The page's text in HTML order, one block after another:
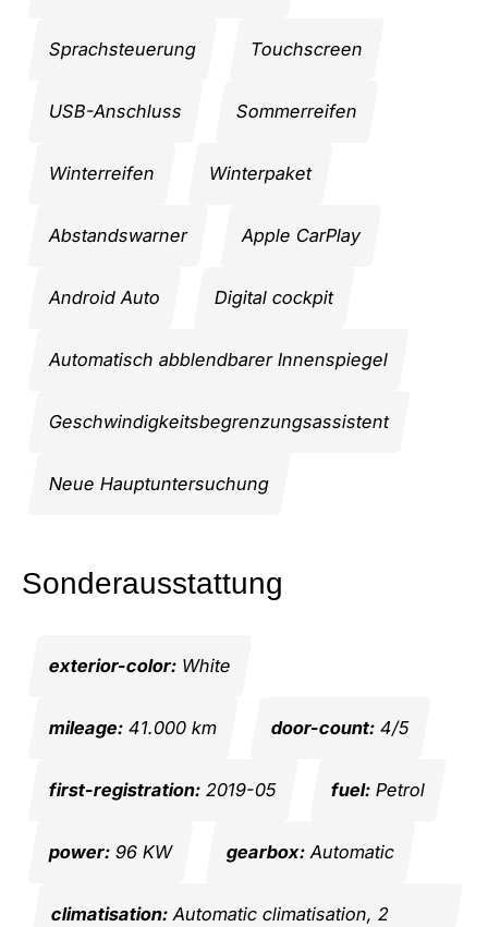
Sprachsteuerung Touchscreen
USB-Anschluss Sommerreifen
Winterreifen Winterpaket
Abstandswarner Apple CarPlay
Android Auto Digital cockpit
Automatisch abblendbarer Innenspiegel
Geschwindigkeitsbegrenzungsassistent
Neue Hauptuntersuchung
Sonderausstattung
exterior-color:White
mileage:41.000 km door-count:4/5
first-registration:2019-05 fuel:Petrol
power:96 KW gearbox:Automatic
climatisation:Automatic climatisation, 2